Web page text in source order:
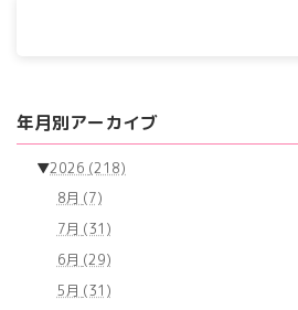
年月別アーカイブ
▼2026 (218)
8月 (7)
7月 (31)
6月 (29)
5月 (31)